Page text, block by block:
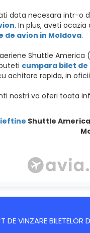
data necesara intr-o
. In plus, aveti
de avion in Moldova.
Shuttle
cumpara bilet de
rapida, in
nostri va oferi toata
Shuttle
DE VINZARE BILETELOR